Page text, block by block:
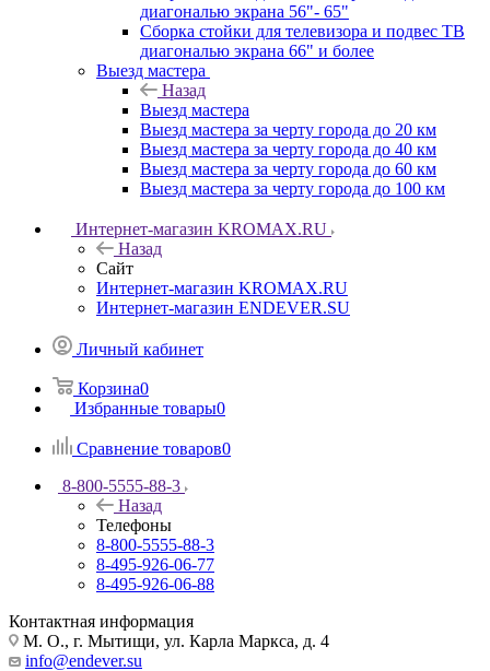
диагональю экрана 56"- 65"
Сборка стойки для телевизора и подвес ТВ
диагональю экрана 66" и более
Выезд мастера
Назад
Выезд мастера
Выезд мастера за черту города до 20 км
Выезд мастера за черту города до 40 км
Выезд мастера за черту города до 60 км
Выезд мастера за черту города до 100 км
Интернет-магазин KROMAX.RU
Назад
Сайт
Интернет-магазин KROMAX.RU
Интернет-магазин ENDEVER.SU
Личный кабинет
Корзина0
Избранные товары0
Сравнение товаров0
8-800-5555-88-3
Назад
Телефоны
8-800-5555-88-3
8-495-926-06-77
8-495-926-06-88
Контактная информация
М. О., г. Мытищи, ул. Карла Маркса, д. 4
info@endever.su